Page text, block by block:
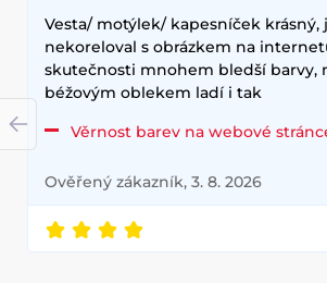
Vesta/ motýlek/ kapesníček krásný,
nekoreloval s obrázkem na
skutečnosti mnohem bledší barvy,
béžovým oblekem ladí i tak
Věrnost barev na webové
Ověřený zákazník, 3. 8. 2026